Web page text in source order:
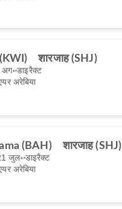
शारजाह (SHJ)
अग॰डाइरैक्ट
अरेबिया
(BAH) शारजाह (SHJ)
जुल॰ डाइरैक्ट
अरेबिया